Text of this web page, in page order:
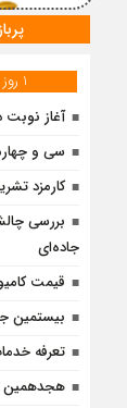
1 روز
آغاز نوبت
سی و
کارمزد
بررسی
جاده‌ای
قیمت
بیستمین
تعرفه خدمات
هجدهمین